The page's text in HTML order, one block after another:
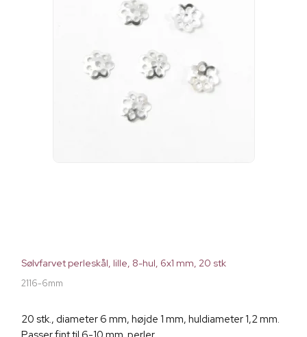
Sølvfarvet perleskål, lille, 8-hul, 6x1 mm, 20 stk
2116-6mm
20 stk., diameter 6 mm, højde 1 mm, huldiameter 1,2 mm.